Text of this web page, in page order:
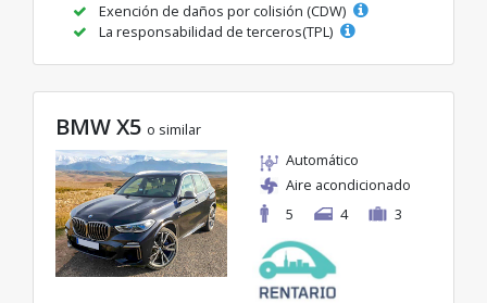
Exención de daños por colisión (CDW)
La responsabilidad de terceros(TPL)
BMW X5 o similar
Automático
Aire acondicionado
5
4 3